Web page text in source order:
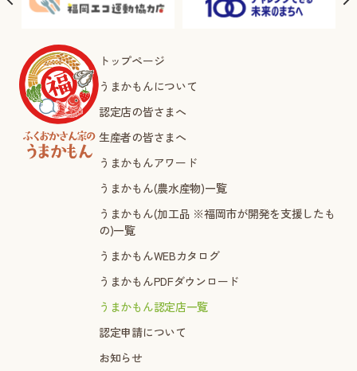
トップページ
うまかもんについて
認定店の皆さまへ
生産者の皆さまへ
うまかもんアワード
うまかもん(農水産物)一覧
うまかもん(加工品 ※福岡市が開発を支援したも
の)一覧
うまかもんWEBカタログ
うまかもんPDFダウンロード
うまかもん認定店一覧
認定申請について
お知らせ